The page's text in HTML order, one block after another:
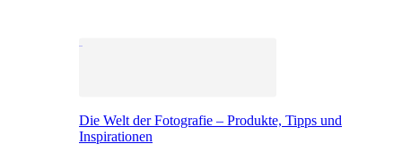
Die Welt der Fotografie – Produkte, Tipps und
Inspirationen